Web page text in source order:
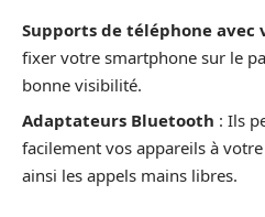
Supports de téléphone avec
fixer votre smartphone sur le
bonne visibilité.
Adaptateurs Bluetooth : Ils
facilement vos appareils à
ainsi les appels mains libres.